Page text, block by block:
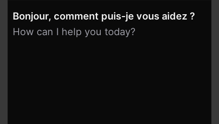
Bonjour, comment puis-je vous aidez ?
How can I help you today?